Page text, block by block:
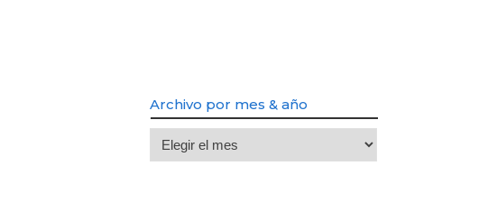
Archivo por mes & año
Archivo
por